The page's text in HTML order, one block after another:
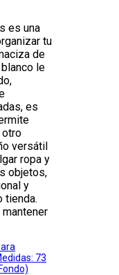
es una
tu
de
le
es
otro
versátil
ropa y
objetos,
y
tienda.